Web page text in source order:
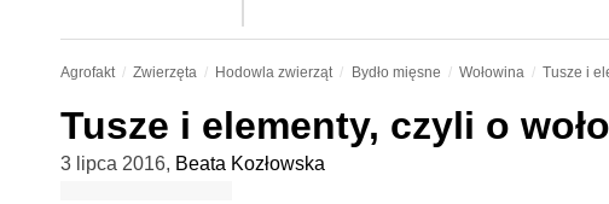
Agrofakt Zwierzęta Hodowla zwierząt Bydło mięsne Wołowina Tusze i
Tusze i elementy, czyli o
3 lipca 2016, Beata Kozłowska